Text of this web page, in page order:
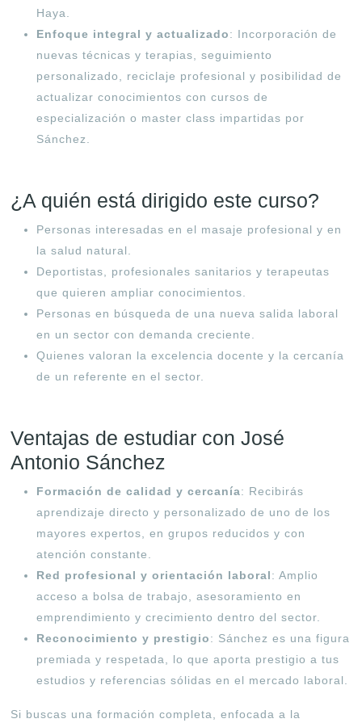
Haya.
Enfoque integral y actualizado: Incorporación de
nuevas técnicas y terapias, seguimiento
personalizado, reciclaje profesional y posibilidad de
actualizar conocimientos con cursos de
especialización o master class impartidas por
Sánchez.
¿A quién está dirigido este curso?
Personas interesadas en el masaje profesional y en
la salud natural.
Deportistas, profesionales sanitarios y terapeutas
que quieren ampliar conocimientos.
Personas en búsqueda de una nueva salida laboral
en un sector con demanda creciente.
Quienes valoran la excelencia docente y la cercanía
de un referente en el sector.
Ventajas de estudiar con José
Antonio Sánchez
Formación de calidad y cercanía: Recibirás
aprendizaje directo y personalizado de uno de los
mayores expertos, en grupos reducidos y con
atención constante.
Red profesional y orientación laboral: Amplio
acceso a bolsa de trabajo, asesoramiento en
emprendimiento y crecimiento dentro del sector.
Reconocimiento y prestigio: Sánchez es una figura
premiada y respetada, lo que aporta prestigio a tus
estudios y referencias sólidas en el mercado laboral.
Si buscas una formación completa, enfocada a la